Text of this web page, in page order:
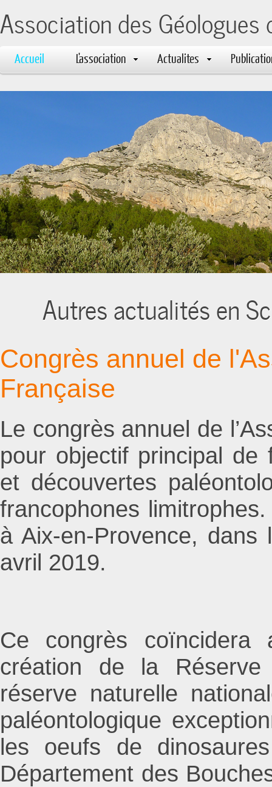
Association des Géologues
Accueil L'association Actualites
Autres actualités en
Congrès annuel de
Française
Le congrès annuel de
pour objectif principal de
et découvertes
francophones
à Aix-en-Provence,
avril 2019.
Ce congrès
création de la Réserve
réserve naturelle
paléontologique
les oeufs de
Département des